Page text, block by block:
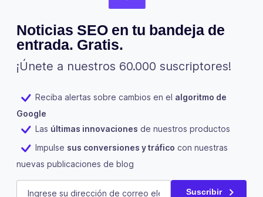
Noticias SEO en tu bandeja de
entrada. Gratis.
¡Únete a nuestros 60.000 suscriptores!
Reciba alertas sobre cambios en el algoritmo de
Google
Las últimas innovaciones de nuestros productos
Impulse sus conversiones y tráfico con nuestras
nuevas publicaciones de blog
Name
E-mail (Obligatorio) Suscribir